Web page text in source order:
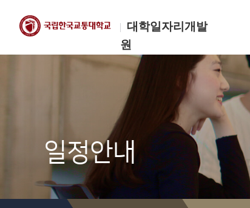
대학일자리개발
원
한국교통대학교
대학일자리개발원
일정안내